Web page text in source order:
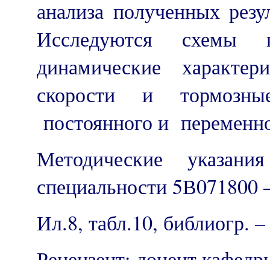
анализа полученных
Исследуются схемы
динамические
скорости и
постоянного и
Методические
специальности 5В071800
Ил.8, табл.10, библиогр. –